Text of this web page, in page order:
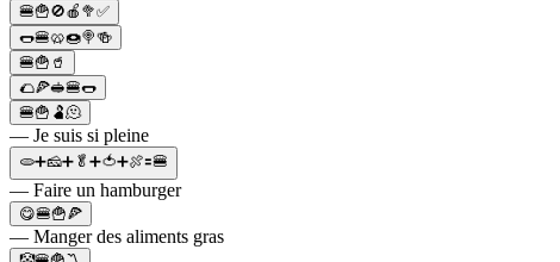
🍔🍟🚫🍎🥦✅
🌭🍔🥨🍩🍭🍻
🍔🍟🥤
🌮🍕🥪🍔🌭
🍔🍟🫃🫠
— Je suis si pleine
🫓➕🧀➕🥬➕🍅➕🍖🟰🍔
— Faire un hamburger
😋🍔🍟🍕
— Manger des aliments gras